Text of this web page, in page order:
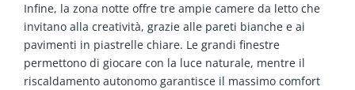
Infine, la zona notte offre tre ampie camere da letto che
invitano alla creatività, grazie alle pareti bianche e ai
pavimenti in piastrelle chiare. Le grandi finestre
permettono di giocare con la luce naturale, mentre il
riscaldamento autonomo garantisce il massimo comfort